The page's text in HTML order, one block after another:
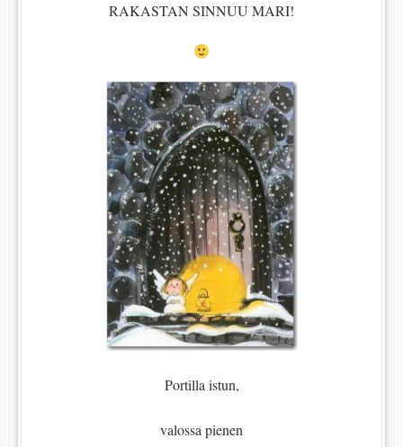
RAKASTAN SINNUU MARI!
Portilla istun,
valossa pienen